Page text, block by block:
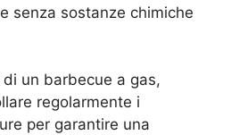
senza sostanze chimiche
un barbecue a gas,
regolarmente i
per garantire una